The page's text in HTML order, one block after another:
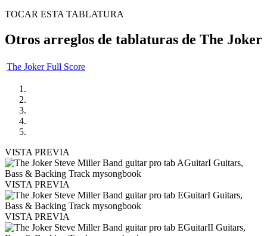
TOCAR ESTA TABLATURA
Otros arreglos de tablaturas de The Joker
The Joker Full Score
VISTA PREVIA
VISTA PREVIA
VISTA PREVIA